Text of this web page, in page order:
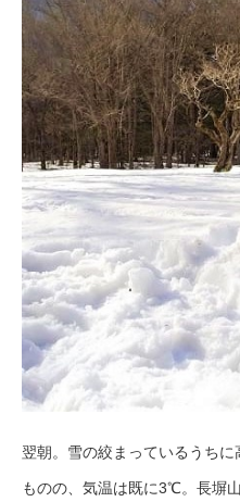
翌朝。雪の絞まっているうち
ものの、気温は既に3℃。長塀